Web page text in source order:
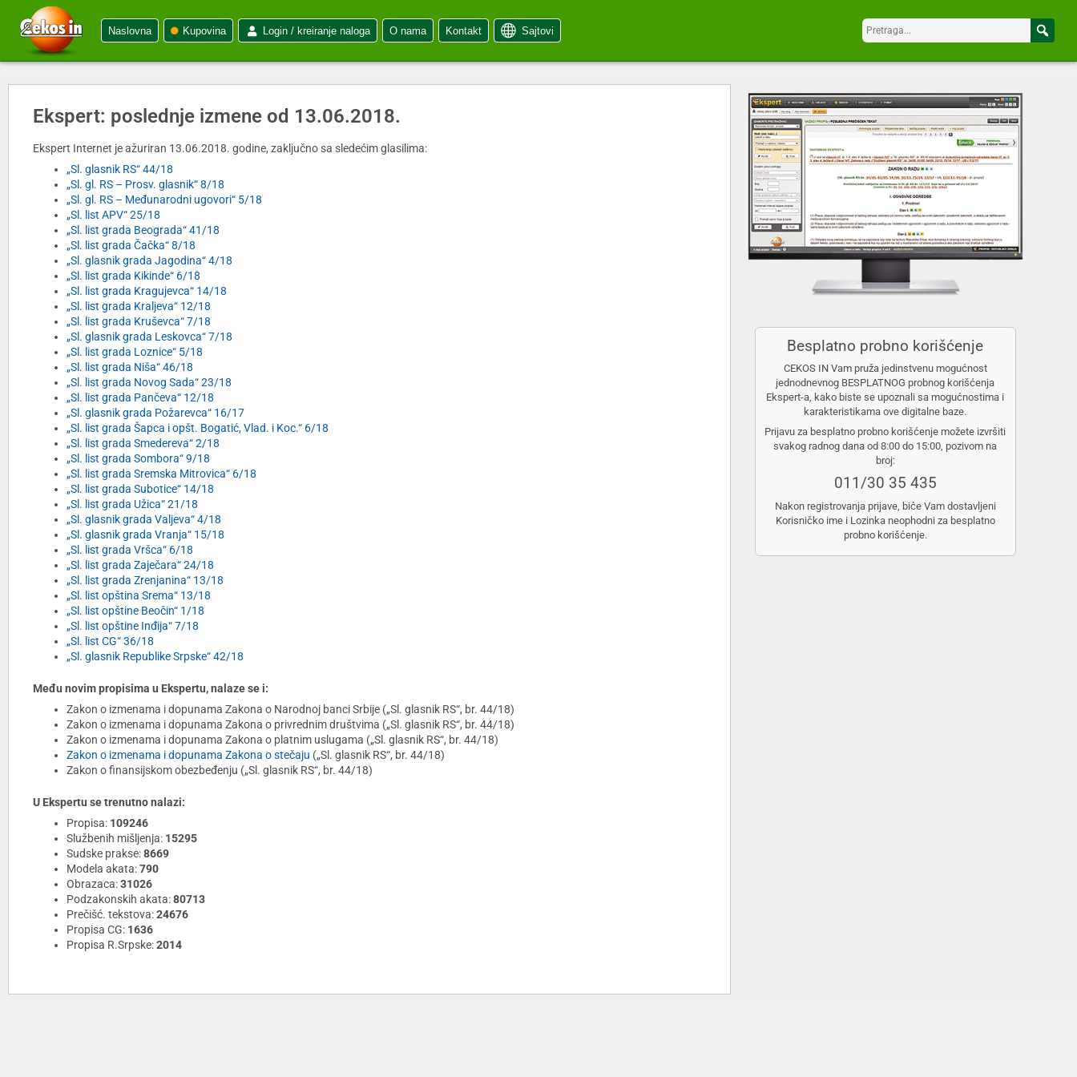
Naslovna Kupovina Login / kreiranje naloga O nama Kontakt Sajtovi
Ekspert: poslednje izmene od 13.06.2018.
Ekspert Internet je ažuriran 13.06.2018. godine, zaključno sa sledećim glasilima:
„Sl. glasnik RS“ 44/18
„Sl. gl. RS – Prosv. glasnik“ 8/18
„Sl. gl. RS – Međunarodni ugovori“ 5/18
„Sl. list APV“ 25/18
„Sl. list grada Beograda“ 41/18
„Sl. list grada Čačka“ 8/18
„Sl. glasnik grada Jagodina“ 4/18
„Sl. list grada Kikinde“ 6/18
„Sl. list grada Kragujevca“ 14/18
„Sl. list grada Kraljeva“ 12/18
„Sl. list grada Kruševca“ 7/18
„Sl. glasnik grada Leskovca“ 7/18
„Sl. list grada Loznice“ 5/18
„Sl. list grada Niša“ 46/18
„Sl. list grada Novog Sada“ 23/18
„Sl. list grada Pančeva“ 12/18
„Sl. glasnik grada Požarevca“ 16/17
„Sl. list grada Šapca i opšt. Bogatić, Vlad. i Koc.“ 6/18
„Sl. list grada Smedereva“ 2/18
„Sl. list grada Sombora“ 9/18
„Sl. list grada Sremska Mitrovica“ 6/18
„Sl. list grada Subotice“ 14/18
„Sl. list grada Užica“ 21/18
„Sl. glasnik grada Valjeva“ 4/18
„Sl. glasnik grada Vranja“ 15/18
„Sl. list grada Vršca“ 6/18
„Sl. list grada Zaječara“ 24/18
„Sl. list grada Zrenjanina“ 13/18
„Sl. list opština Srema“ 13/18
„Sl. list opštine Beočin“ 1/18
„Sl. list opštine Inđija“ 7/18
„Sl. list CG“ 36/18
„Sl. glasnik Republike Srpske“ 42/18
Među novim propisima u Ekspertu, nalaze se i:
Zakon o izmenama i dopunama Zakona o Narodnoj banci Srbije („Sl. glasnik RS“, br. 44/18)
Zakon o izmenama i dopunama Zakona o privrednim društvima („Sl. glasnik RS“, br. 44/18)
Zakon o izmenama i dopunama Zakona o platnim uslugama („Sl. glasnik RS“, br. 44/18)
Zakon o izmenama i dopunama Zakona o stečaju („Sl. glasnik RS“, br. 44/18)
Zakon o finansijskom obezbeđenju („Sl. glasnik RS“, br. 44/18)
U Ekspertu se trenutno nalazi:
Propisa: 109246
Službenih mišljenja: 15295
Sudske prakse:8669
Modela akata:790
Obrazaca:31026
Podzakonskih akata:80713
Prečišć. tekstova:24676
Propisa CG: 1636
Propisa R.Srpske:2014
Besplatno probno korišćenje
CEKOS IN Vam pruža jedinstvenu mogućnost
jednodnevnog BESPLATNOG probnog korišćenja
Ekspert-a, kako biste se upoznali sa mogućnostima i
karakteristikama ove digitalne baze.
Prijavu za besplatno probno korišćenje možete izvršiti
svakog radnog dana od 8:00 do 15:00, pozivom na
broj:
011/30 35 435
Nakon registrovanja prijave, biće Vam dostavljeni
Korisničko ime i Lozinka neophodni za besplatno
probno korišćenje.